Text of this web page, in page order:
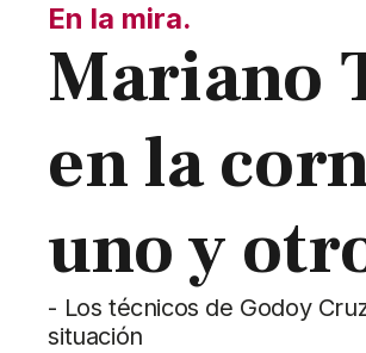
En la mira.
Mariano
en la
uno y
- Los técnicos de Godoy
situación